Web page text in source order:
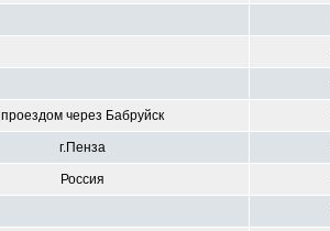
проездом через Бабруйск
г.Пенза
Россия